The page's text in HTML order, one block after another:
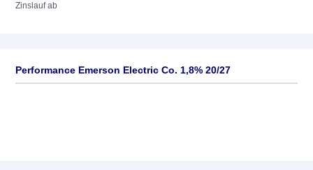
Zinslauf ab
Performance Emerson Electric Co. 1,8% 20/27